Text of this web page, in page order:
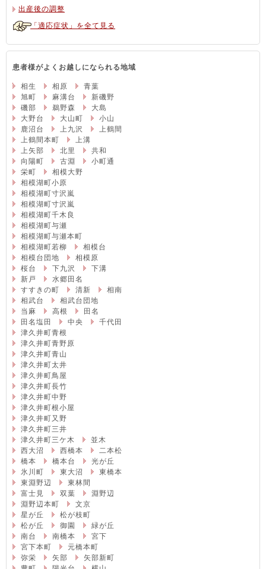
出産後の調整
「適応症状」を全て見る
患者様がよくお越しになられる地域
相生 相原
青葉
旭町
麻溝台
新磯野
磯部
鵜野森
大島
大野台
大山町
小山
鹿沼台
上九沢
上鶴間
上鶴間本町
上溝
上矢部
北里
共和
向陽町
古淵
小町通
栄町
相模大野
相模湖町小原
相模湖町寸沢嵐
相模湖町寸沢嵐
相模湖町千木良
相模湖町与瀬
相模湖町与瀬本町
相模湖町若柳
相模台
相模台団地
相模原
桜台
下九沢
下溝
新戸
水郷田名
すすきの町
清新
相南
相武台
相武台団地
当麻
高根
田名
田名塩田
中央
千代田
津久井町青根
津久井町青野原
津久井町青山
津久井町太井
津久井町鳥屋
津久井町長竹
津久井町中野
津久井町根小屋
津久井町又野
津久井町三井
津久井町三ケ木
並木
西大沼
西橋本
二本松
橋本
橋本台
光が丘
氷川町
東大沼
東橋本
東淵野辺
東林間
富士見
双葉
淵野辺
淵野辺本町
文京
星が丘
松が枝町
松が丘
御園
緑が丘
南台
南橋本
宮下
宮下本町
元橋本町
弥栄
矢部
矢部新町